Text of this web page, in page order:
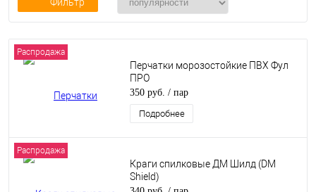
Распродажа
Перчатки морозостойкие ПВХ Фул
ПРО
350 руб. / пар
Подробнее
Распродажа
Краги спилковые ДМ Шилд (DM
Shield)